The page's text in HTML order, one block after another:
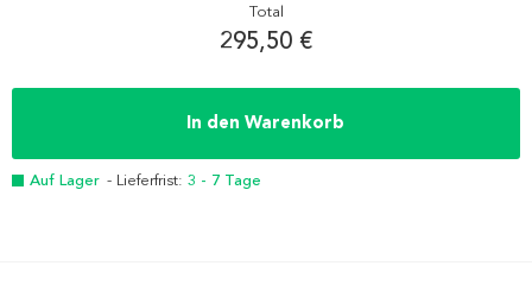
Total
295,50 €
In den Warenkorb
Auf Lager - Lieferfrist: 3 - 7 Tage